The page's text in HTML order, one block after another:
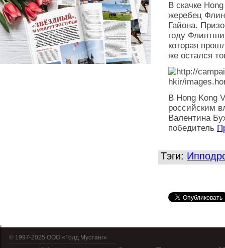
В скачке
жеребец
Гайона.
году
которая
же остался
В Hong Kong
российским
Валентина
победитель
Тэги:
© 1997-2025 OOO «Голд Мустанг»